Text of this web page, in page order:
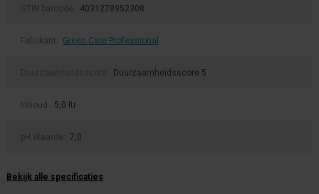
GTIN barcode: 4031278952308
Fabrikant: Green Care Professional
Duurzaamheidsscore: Duurzaamheidsscore 5
Inhoud: 5,0 ltr
pH Waarde: 7,0
Bekijk alle specificaties